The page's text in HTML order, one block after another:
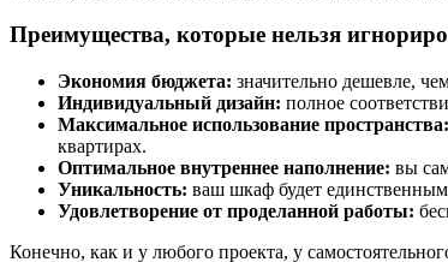
Преимущества, которые нельзя
Экономия бюджета: значительно дешевле,
Индивидуальный дизайн: полное
Максимальное использование пространства:
квартирах.
Оптимальное внутреннее наполнение: вы
Уникальность: ваш шкаф будет
Удовлетворение от проделанной работы:
Конечно, как и у любого проекта, у